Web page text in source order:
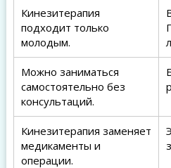
Кинезитерапия
подходит только
молодым.
Можно заниматься
самостоятельно без
консультаций.
Кинезитерапия заменяет
медикаменты и
операции.